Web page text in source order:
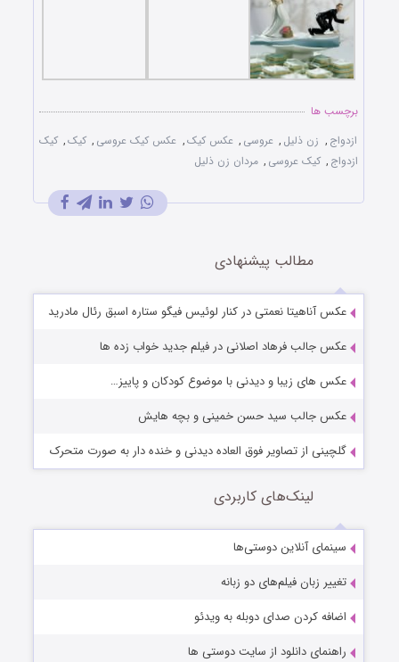
برچسب ها
ازدواج , زن ذلیل , عروسی , عکس کیک, عکس کیک عروسی , کیک, کیک
ازدواج , کیک عروسی , مردان زن ذلیل
مطالب پیشنهادی
عکس آناهیتا نعمتی در کنار لوئیس فیگو ستاره اسبق رئال مادرید
عکس جالب فرهاد اصلانی در فیلم جدید خواب زده ها
عکس های زیبا و دیدنی با موضوع کودکان و پاییز…
عکس جالب سید حسن خمینی و بچه هایش
گلچینی از تصاویر فوق العاده دیدنی و خنده دار به صورت متحرک
لینک‌های کاربردی
سینمای آنلاین دوستی‌ها
تغییر زبان فیلم‌های دو زبانه
اضافه کردن صدای دوبله به ویدئو
راهنمای دانلود از سایت دوستی ها